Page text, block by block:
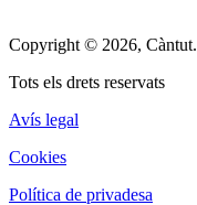
Copyright © 2026, Càntut.
Tots els drets reservats
Avís legal
Cookies
Política de privadesa